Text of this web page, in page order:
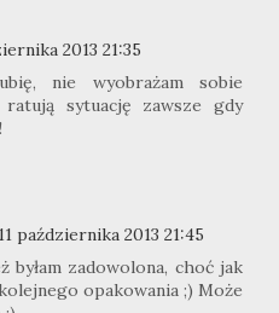
2013 21:35
nie wyobrażam sobie
sytuację zawsze gdy
11 października 2013 21:45
byłam zadowolona, choć jak
opakowania ;) Może